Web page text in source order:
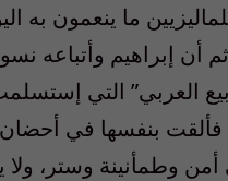
ما ينعمون به
أن إبراهيم وأتباعه
العربي” التي
فألقت بنفسها في
وطمأنينة وستر،